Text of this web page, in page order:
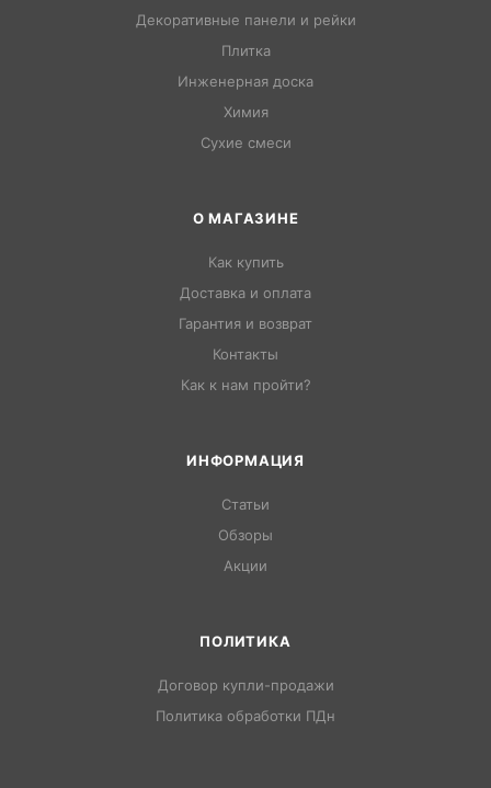
Декоративные панели и рейки
Плитка
Инженерная доска
Химия
Сухие смеси
О МАГАЗИНЕ
Как купить
Доставка и оплата
Гарантия и возврат
Контакты
Как к нам пройти?
ИНФОРМАЦИЯ
Статьи
Обзоры
Акции
ПОЛИТИКА
Договор купли-продажи
Политика обработки ПДн